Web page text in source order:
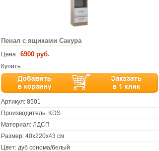
Пенал с ящиками Сакура
Цена : 6900 руб.
Купить :
Артикул: 8501
Производитель: KDS
Материал: ЛДСП
Размер: 40х220х43 см
Цвет: дуб сонома/белый